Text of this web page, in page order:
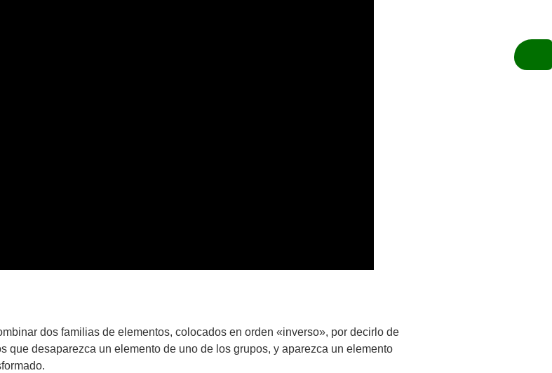
dos familias de elementos, colocados en orden «inverso», por decirlo de
desaparezca un elemento de uno de los grupos, y aparezca un elemento